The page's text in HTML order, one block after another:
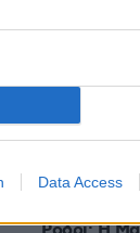
Data Access
αντίμετρα